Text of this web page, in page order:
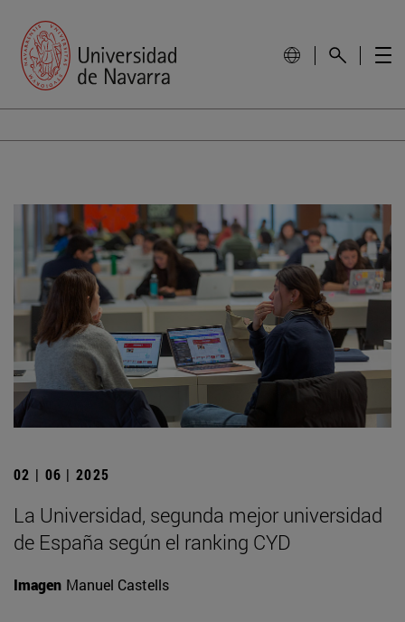
02 | 06 | 2025
La Universidad, segunda mejor universidad
de España según el ranking CYD
Imagen Manuel Castells